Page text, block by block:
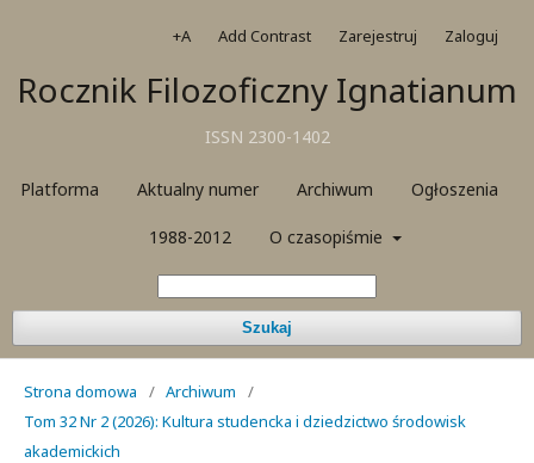
Rocznik Filozoficzny Ignatianum
ISSN 2300-1402
Platforma Aktualny numer Archiwum Ogłoszenia
1988-2012 O czasopiśmie
Szukaj
+A Add Contrast Zarejestruj Zaloguj
Strona domowa / Archiwum
/
Tom 32 Nr 2 (2026): Kultura studencka i dziedzictwo środowisk
akademickich